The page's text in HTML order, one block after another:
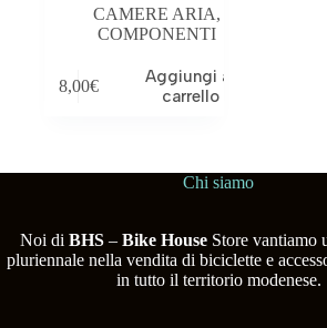
Tag prodottoCAMERE ARIA,
COMPONENTI
8,00€
Aggiungi al
carrello
Chi siamo
Noi di BHS– Bike HouseStore vantiamo
pluriennale nella vendita di biciclette e
in tutto il territorio modenese.